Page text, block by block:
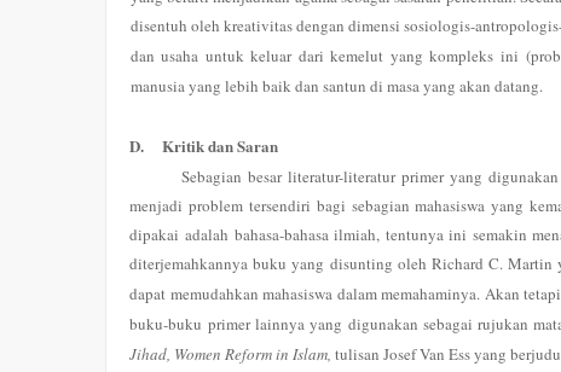
disentuh oleh kreativitas dengan dimensi sosiologis-
dan usaha untuk keluar dari kemelut yang kompleks ini
manusia yang lebih baik dan santun di masa yang akan datang.
D. Kritik dan Saran
Sebagian besar literatur-literatur primer yang
menjadi problem tersendiri bagi sebagian mahasiswa yang
dipakai adalah bahasa-bahasa ilmiah, tentunya ini semakin
diterjemahkannya buku yang disunting oleh Richard C. Martin
dapat memudahkan mahasiswa dalam memahaminya. Akan
buku-buku primer lainnya yang digunakan sebagai rujukan
Jihad, Women Reform in Islam,tulisan Josef Van Ess yang